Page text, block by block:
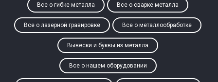
Все о гибке металла Все о сварке металла
Все о лазерной гравировке Все о металлообработке
Вывески и буквы из металла
Все о нашем оборудовании